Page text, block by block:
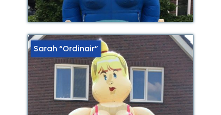
Sarah “Ordinair”